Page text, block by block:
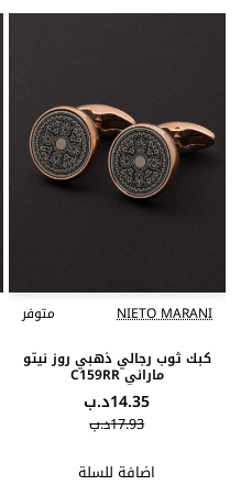
NIETO MARANI
متوفر
كبك ثوب رجالي ذهبي روز نيتو
ماراني C159RR
14.35د.ب
17.93د.ب
اضافة للسلة